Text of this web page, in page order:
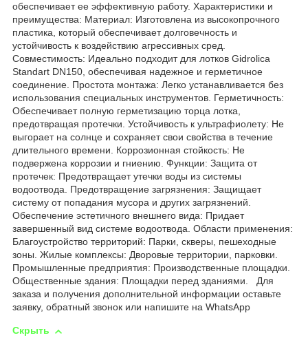
обеспечивает ее эффективную работу. Характеристики и
преимущества: Материал: Изготовлена из высокопрочного
пластика, который обеспечивает долговечность и
устойчивость к воздействию агрессивных сред.
Совместимость: Идеально подходит для лотков Gidrolica
Standart DN150, обеспечивая надежное и герметичное
соединение. Простота монтажа: Легко устанавливается без
использования специальных инструментов. Герметичность:
Обеспечивает полную герметизацию торца лотка,
предотвращая протечки. Устойчивость к ультрафиолету: Не
выгорает на солнце и сохраняет свои свойства в течение
длительного времени. Коррозионная стойкость: Не
подвержена коррозии и гниению. Функции: Защита от
протечек: Предотвращает утечки воды из системы
водоотвода. Предотвращение загрязнения: Защищает
систему от попадания мусора и других загрязнений.
Обеспечение эстетичного внешнего вида: Придает
завершенный вид системе водоотвода. Области применения:
Благоустройство территорий: Парки, скверы, пешеходные
зоны. Жилые комплексы: Дворовые территории, парковки.
Промышленные предприятия: Производственные площадки.
Общественные здания: Площадки перед зданиями. Для
заказа и получения дополнительной информации оставьте
заявку, обратный звонок или напишите на WhatsApp
Скрыть